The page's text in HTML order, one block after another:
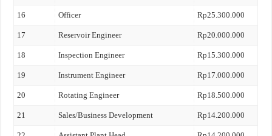
16 Officer Rp25.300.000
17 Reservoir Engineer Rp20.000.000
18 Inspection Engineer Rp15.300.000
19 Instrument Engineer Rp17.000.000
20 Rotating Engineer Rp18.500.000
21 Sales/Business Development Rp14.200.000